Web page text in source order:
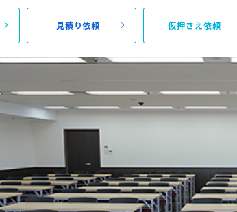
見積り依頼 仮押さえ依頼